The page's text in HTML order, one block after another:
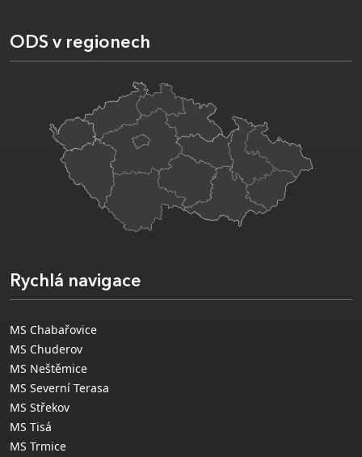
ODS v regionech
Rychlá navigace
MS Chabařovice
MS Chuderov
MS Neštěmice
MS Severní Terasa
MS Střekov
MS Tisá
MS Trmice